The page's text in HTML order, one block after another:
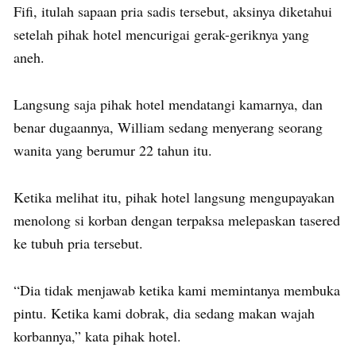
Fifi, itulah sapaan pria sadis tersebut, aksinya diketahui
setelah pihak hotel mencurigai gerak-geriknya yang
aneh.
Langsung saja pihak hotel mendatangi kamarnya, dan
benar dugaannya, William sedang menyerang seorang
wanita yang berumur 22 tahun itu.
Ketika melihat itu, pihak hotel langsung mengupayakan
menolong si korban dengan terpaksa melepaskan tasered
ke tubuh pria tersebut.
“Dia tidak menjawab ketika kami memintanya membuka
pintu. Ketika kami dobrak, dia sedang makan wajah
korbannya,” kata pihak hotel.